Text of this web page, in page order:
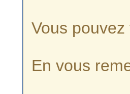
Vous
En vous